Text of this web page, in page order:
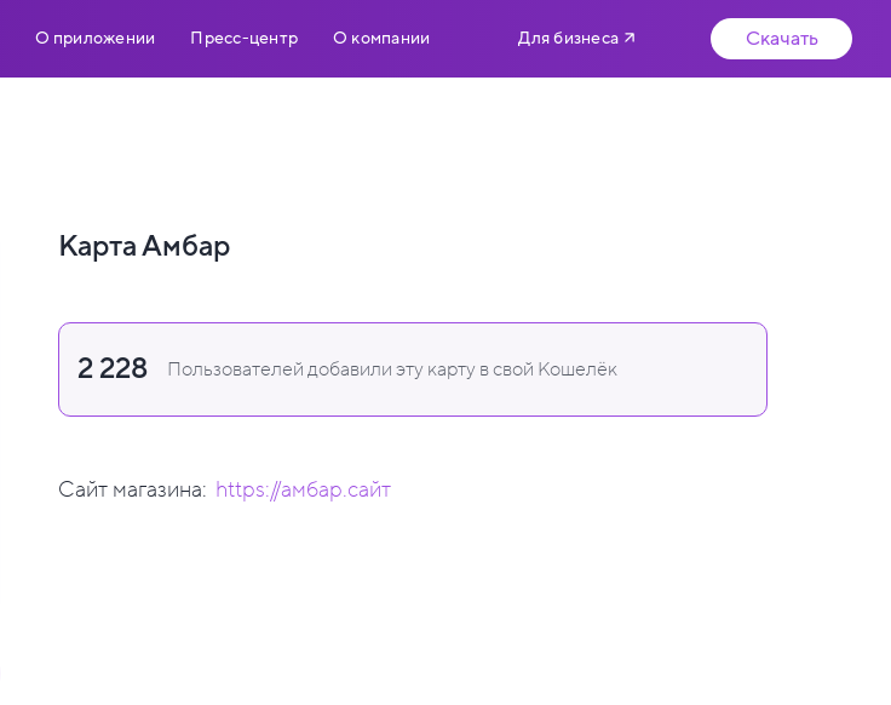
О приложении Пресс-центр О компании Для бизнеса Скачать
Карта Амбар
2 228 Пользователей добавили эту карту в свой Кошелёк
Сайт магазина: https://амбар.сайт